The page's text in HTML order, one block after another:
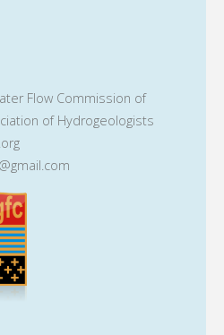
Flow Commission of
of Hydrogeologists